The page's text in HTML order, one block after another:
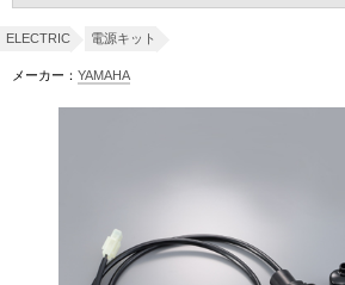
ELECTRIC 電源キット
メーカー： YAMAHA